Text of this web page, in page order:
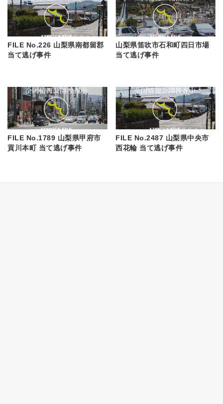
FILE No.226 山梨県南都留郡
当て逃げ事件
山梨県笛吹市石和町四日市場
当て逃げ事件
FILE No.1789 山梨県甲府市
貢川本町 当て逃げ事件
FILE No.2487 山梨県中央市
西花輪 当て逃げ事件